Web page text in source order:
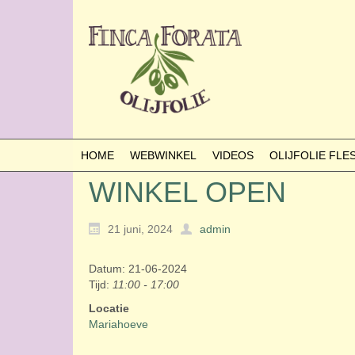
HOME WEBWINKEL VIDEOS OLIJFOLIE
WINKEL OPEN
21 juni, 2024
admin
Datum: 21-06-2024
Tijd: 11:00 - 17:00
Locatie
Mariahoeve